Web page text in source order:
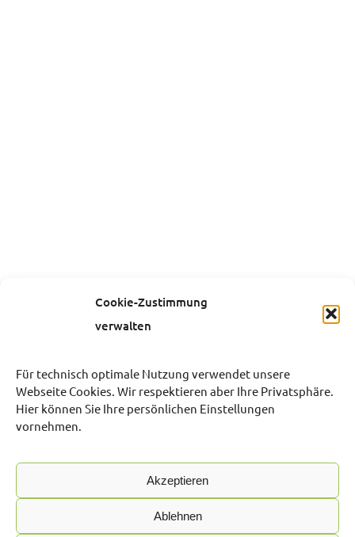
Cookie-Zustimmung
verwalten
Für technisch optimale Nutzung verwendet unsere
Webseite Cookies. Wir respektieren aber Ihre Privatsphäre.
Hier können Sie Ihre persönlichen Einstellungen
vornehmen.
Akzeptieren
Ablehnen